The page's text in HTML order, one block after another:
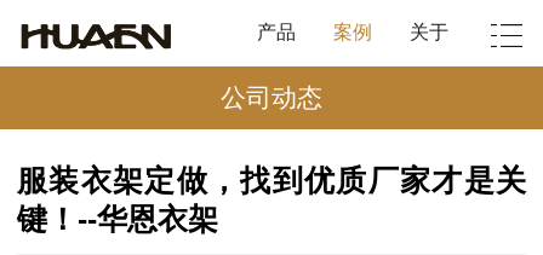
产品 案例 关于
公司动态
服装衣架定做，找到优质厂家才是关
键！--华恩衣架